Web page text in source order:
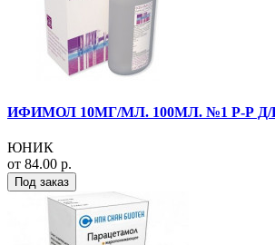
ИФИМОЛ 10МГ/МЛ. 100МЛ. №1 Р-Р
ЮНИК
от 84.00 р.
Под заказ